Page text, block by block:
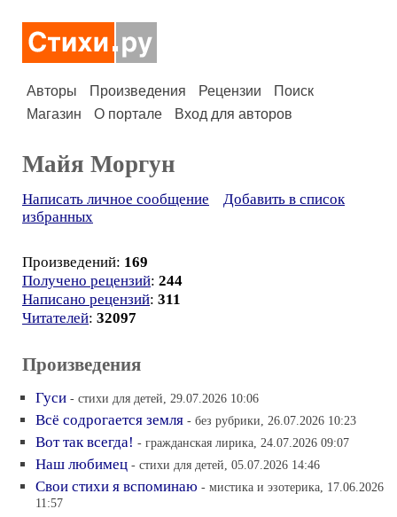
Авторы Произведения Рецензии
Поиск
Магазин
О портале Вход для авторов
Майя Моргун
Написать личное сообщение
Добавить в список
избранных
Произведений: 169
Получено рецензий: 244
Написано рецензий: 311
Читателей: 32097
Произведения
Гуси - стихи для детей, 29.07.2026 10:06
Всё содрогается земля - без рубрики, 26.07.2026 10:23
Вот так всегда! - гражданская лирика, 24.07.2026 09:07
Наш любимец - стихи для детей, 05.07.2026 14:46
Свои стихи я вспоминаю - мистика и эзотерика, 17.06.2026
11:57